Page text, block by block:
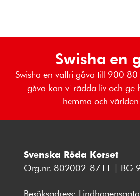
Swisha en
Swisha en valfri gåva till 900
gåva kan vi rädda liv och ge
hemma och världen
Svenska Röda Korset
Org.nr. 802002-8711 | BG
Besöksadress: